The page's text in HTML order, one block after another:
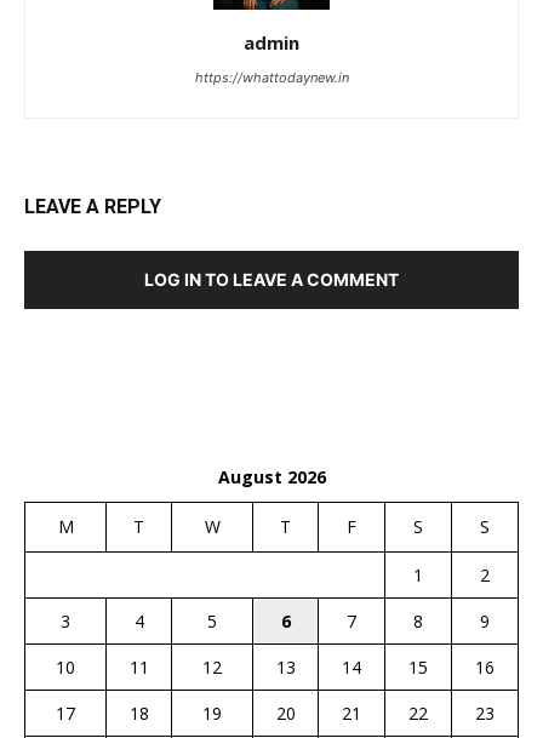
admin
https://whattodaynew.in
LEAVE A REPLY
LOG IN TO LEAVE A COMMENT
August 2026
M T W T F S S
1
2
3
4 5 6 7 8
9
10
11 12 13 14 15
16
17
18 19 20 21 22 23